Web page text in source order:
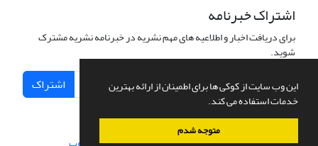
این وب سایت از کوکی ها برای اطمینان از ارائه بهترین
خدمات استفاده می کند.
متوجه شدم
اشتراک خبرنامه
برای دریافت اخبار و اطلاعیه های مهم نشریه در خبرنامه نشریه مشترک
شوید.
اشتراک